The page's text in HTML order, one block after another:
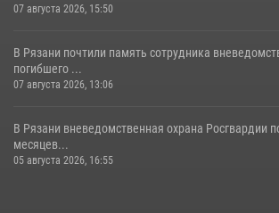
07 августа 2026, 15:50
В Рязани почтили память сотрудника
погибшего ...
07 августа 2026, 13:06
В Рязани вневедомственная охрана Росгвардии
месяцев...
05 августа 2026, 16:55